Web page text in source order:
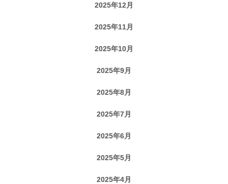
2025年12月
2025年11月
2025年10月
2025年9月
2025年8月
2025年7月
2025年6月
2025年5月
2025年4月